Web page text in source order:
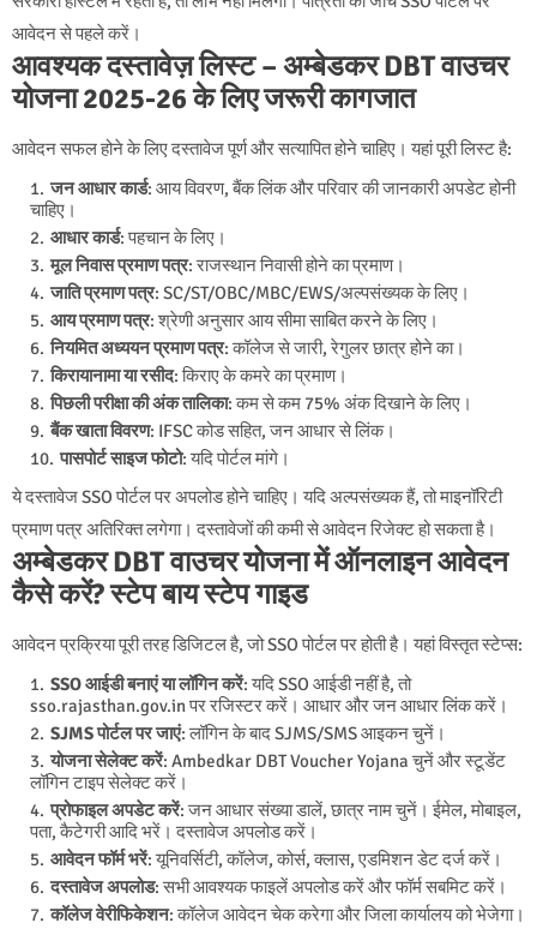
आवेदन से पहले करें।
आवश्यक दस्तावेज़ लिस्ट – अम्बेडकर DBT वाउचर
योजना 2025-26 के लिए जरूरी कागजात
आवेदन सफल होने के लिए दस्तावेज पूर्ण और सत्यापित होने चाहिए। यहां पूरी लिस्ट है:
जन आधार कार्ड: आय विवरण, बैंक लिंक और परिवार की जानकारी अपडेट होनी
चाहिए।
आधार कार्ड: पहचान के लिए।
मूल निवास प्रमाण पत्र: राजस्थान निवासी होने का प्रमाण।
जाति प्रमाण पत्र: SC/ST/OBC/MBC/EWS/अल्पसंख्यक के लिए।
आय प्रमाण पत्र: श्रेणी अनुसार आय सीमा साबित करने के लिए।
नियमित अध्ययन प्रमाण पत्र: कॉलेज से जारी, रेगुलर छात्र होने का।
किरायानामा या रसीद: किराए के कमरे का प्रमाण।
पिछली परीक्षा की अंक तालिका: कम से कम 75% अंक दिखाने के लिए।
बैंक खाता विवरण: IFSC कोड सहित, जन आधार से लिंक।
पासपोर्ट साइज फोटो: यदि पोर्टल मांगे।
ये दस्तावेज SSO पोर्टल पर अपलोड होने चाहिए। यदि अल्पसंख्यक हैं, तो माइनॉरिटी
प्रमाण पत्र अतिरिक्त लगेगा। दस्तावेजों की कमी से आवेदन रिजेक्ट हो सकता है।
अम्बेडकर DBT वाउचर योजना में ऑनलाइन आवेदन
कैसे करें? स्टेप बाय स्टेप गाइड
आवेदन प्रक्रिया पूरी तरह डिजिटल है, जो SSO पोर्टल पर होती है। यहां विस्तृत स्टेप्स:
SSO आईडी बनाएं या लॉगिन करें: यदि SSO आईडी नहीं है, तो
sso.rajasthan.gov.in पर रजिस्टर करें। आधार और जन आधार लिंक करें।
SJMS पोर्टल पर जाएं: लॉगिन के बाद SJMS/SMS आइकन चुनें।
योजना सेलेक्ट करें: Ambedkar DBT Voucher Yojana चुनें और स्टूडेंट
लॉगिन टाइप सेलेक्ट करें।
प्रोफाइल अपडेट करें: जन आधार संख्या डालें, छात्र नाम चुनें। ईमेल, मोबाइल,
पता, कैटेगरी आदि भरें। दस्तावेज अपलोड करें।
आवेदन फॉर्म भरें: यूनिवर्सिटी, कॉलेज, कोर्स, क्लास, एडमिशन डेट दर्ज करें।
दस्तावेज अपलोड: सभी आवश्यक फाइलें अपलोड करें और फॉर्म सबमिट करें।
कॉलेज वेरीफिकेशन: कॉलेज आवेदन चेक करेगा और जिला कार्यालय को भेजेगा।